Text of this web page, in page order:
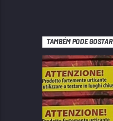
TAMBÉM PODE GOSTAR